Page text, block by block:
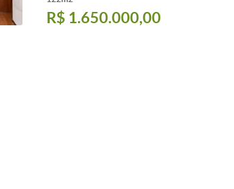
R$ 1.650.000,00